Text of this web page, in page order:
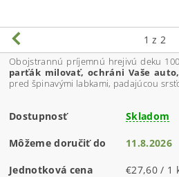
1 z 2
Obojstrannú príjemnú hrejivú deku
parťák milovať, ochráni Vaše
pred špinavými labkami, padajúcou
Dostupnosť Skladom
Môžeme doručiť do 11.8.2026
Jednotková cena €27,60 / 1